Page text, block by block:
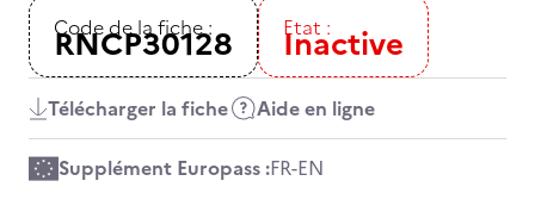
Code de la fiche :
RNCP30128 Etat :
Inactive
Télécharger la fiche Aide en ligne
Supplément Europass :FR-EN